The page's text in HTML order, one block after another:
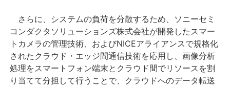
さらに、システムの負荷を分散するため、ソニーセミ
コンダクタソリューションズ株式会社が開発したスマー
トカメラの管理技術、およびNICEアライアンスで規格化
されたクラウド・エッジ間通信技術を応用し、画像分析
処理をスマートフォン端末とクラウド間でリソースを割
り当てて分担して行うことで、クラウドへのデータ転送